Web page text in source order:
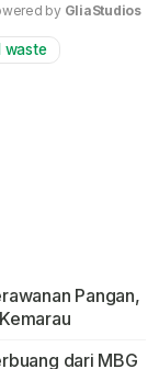
by GliaStudios
waste
Pangan,
dari MBG